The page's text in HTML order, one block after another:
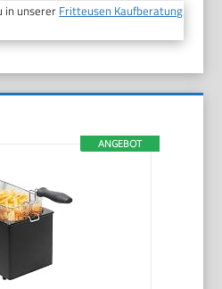
in unserer Fritteusen Kaufberatung
ANGEBOT